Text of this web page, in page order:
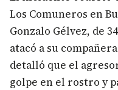
Los Comuneros en
Gonzalo Gélvez, de
atacó a su
detalló que el
golpe en el rostro y